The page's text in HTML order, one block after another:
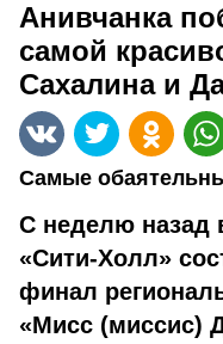
Анивчанка
самой
Сахалина и
Самые
С неделю назад
«Сити-Холл»
финал
«Мисс (миссис)